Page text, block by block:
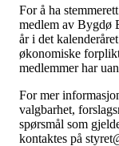
For å ha
medlem av Bygdø
år i det
økonomiske
medlemmer har
For mer
valgbarhet,
spørsmål som
kontaktes på